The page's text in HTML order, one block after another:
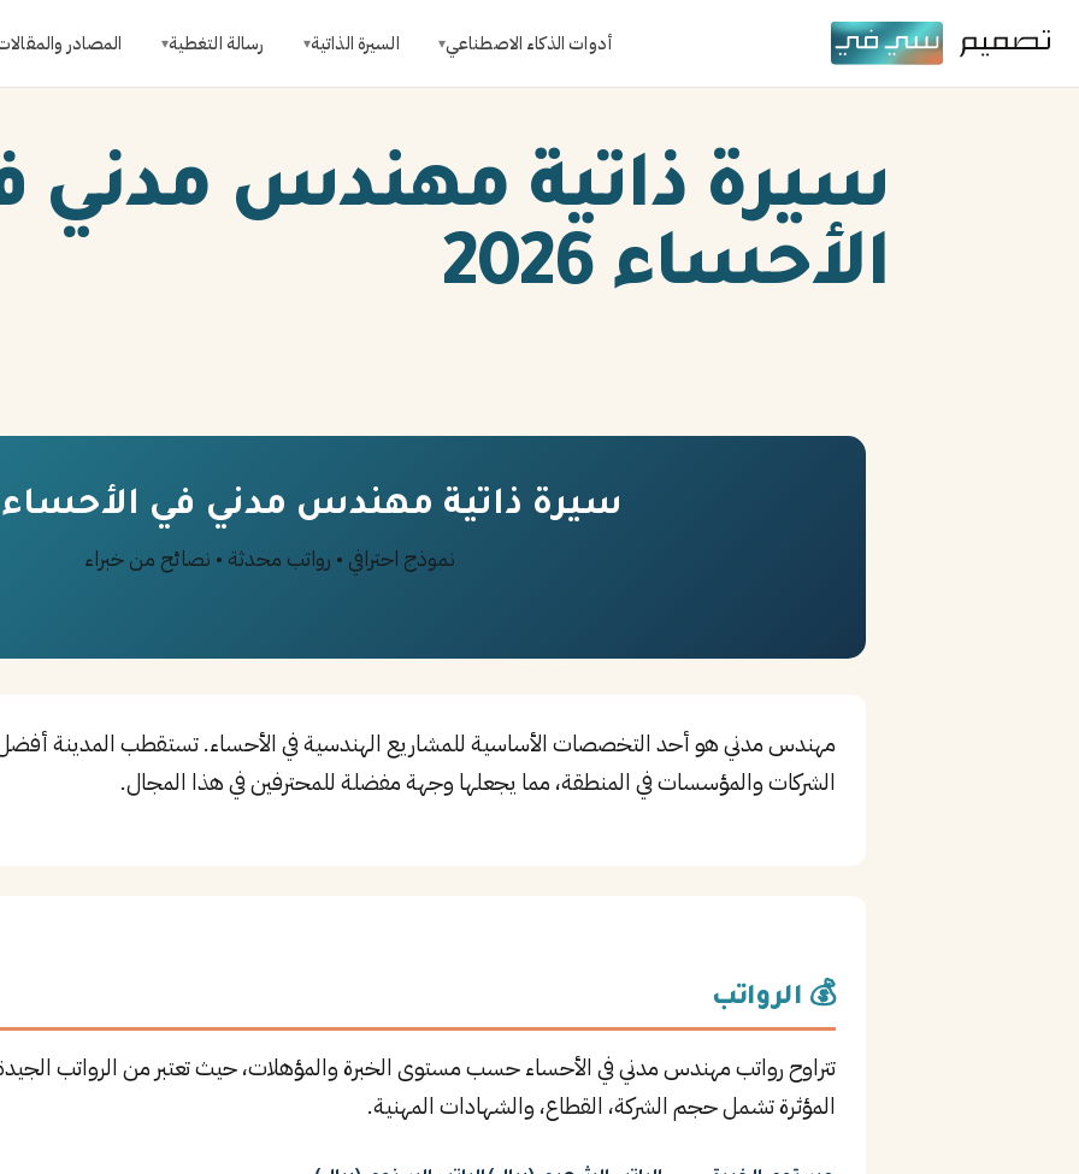
أدوات الذكاء الاصطناعي▾ السيرة الذاتية▾ رسالة التغطية▾ المصادر
سيرة ذاتية مهندس مدني
الأحساء 2026
سيرة ذاتية مهندس مدني في الأحساء 2026
نموذج احترافي • رواتب محدثة • نصائح من خبراء
الشركات والمؤسسات في المنطقة، مما يجعلها وجهة مفضلة للمحترفين في هذا المجال.
💰 الرواتب
تتراوح رواتب مهندس مدني في الأحساء حسب مستوى الخبرة والمؤهلات، حيث تعتبر من الرواتب
المؤثرة تشمل حجم الشركة، القطاع، والشهادات المهنية.